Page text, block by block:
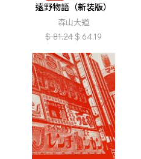
遠野物語（新装版）
森山大道
$ 81.24 $ 64.19